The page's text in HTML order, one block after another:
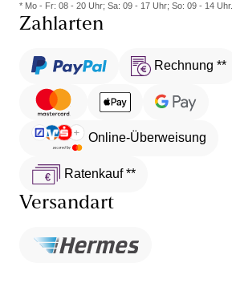
* Mo - Fr: 08 - 20 Uhr; Sa: 09 - 17 Uhr; So: 09 - 14 Uhr.
Zahlarten
Rechnung **
Online-Überweisung
Ratenkauf **
Versandart